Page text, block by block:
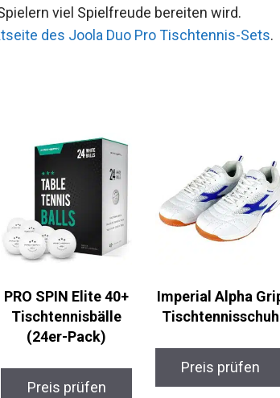
Spielern viel Spielfreude bereiten
des Joola Duo Pro Tischtennis-
PRO SPIN Elite 40+
Tischtennisbälle
Imperial Alpha Grip
Preis prüfen